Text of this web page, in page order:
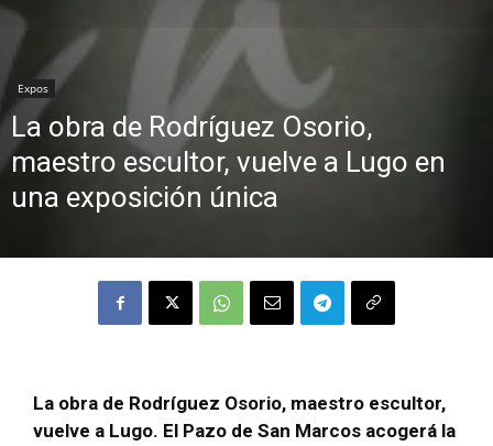
Expos
La obra de Rodríguez Osorio,
maestro escultor, vuelve a Lugo en
una exposición única
La obra de Rodríguez Osorio, maestro escultor,
vuelve a Lugo. El Pazo de San Marcos acogerá la